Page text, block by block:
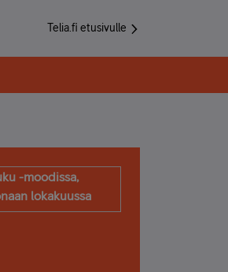
Telia.fi etusivulle
-moodissa,
lokakuussa